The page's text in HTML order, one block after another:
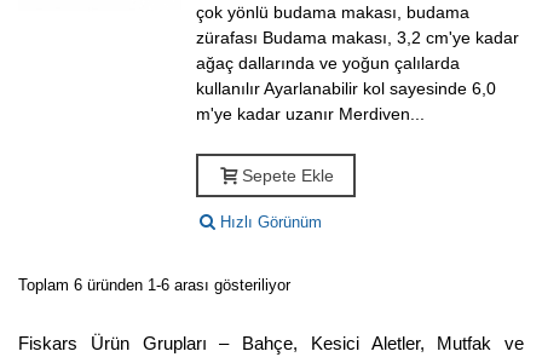
çok yönlü budama makası, budama
zürafası Budama makası, 3,2 cm'ye kadar
ağaç dallarında ve yoğun çalılarda
kullanılır Ayarlanabilir kol sayesinde 6,0
m'ye kadar uzanır Merdiven...
Sepete Ekle
Hızlı Görünüm
Toplam 6 üründen 1-6 arası gösteriliyor
Fiskars Ürün Grupları – Bahçe, Kesici Aletler, Mutfak ve